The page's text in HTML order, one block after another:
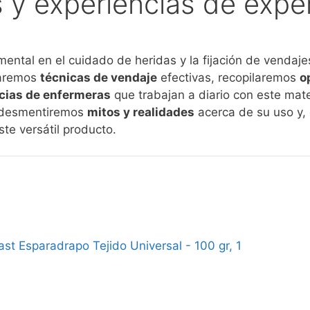
en el cuidado de heridas y la fijación de
técnicas de vendaje efectivas, recopilaremos
de enfermeras que trabajan a diario con este
mitos y realidades acerca de su uso
versátil producto.
Esparadrapo Tejido Universal - 100 gr, 1